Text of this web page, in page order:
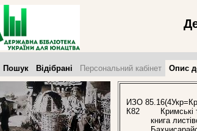
Пошук Відібрані Персональний кабінет Опис
ИЗО
К82
Кримські
книга